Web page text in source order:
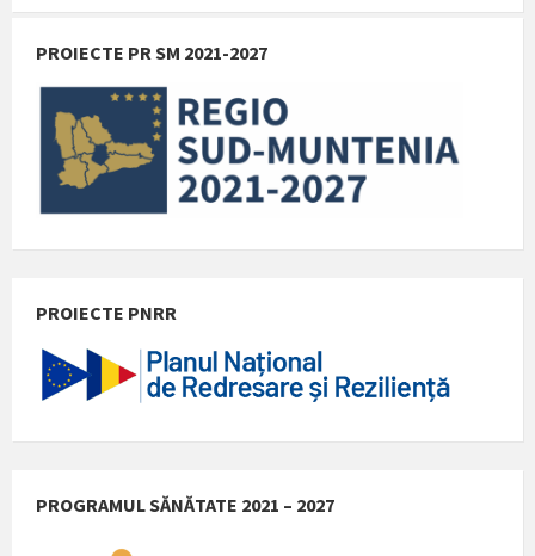
PROIECTE PR SM 2021-2027
PROIECTE PNRR
PROGRAMUL SĂNĂTATE 2021 – 2027